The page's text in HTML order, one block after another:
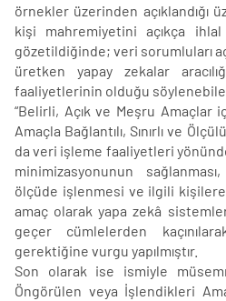
örnekler üzerinden açıklandığı
kişi mahremiyetini açıkça
gözetildiğinde; veri sorumluları
üretken yapay zekalar
faaliyetlerinin olduğu
“Belirli, Açık ve Meşru
Amaçla Bağlantılı, Sınırlı ve
da veri işleme faaliyetleri
minimizasyonunun
ölçüde işlenmesi ve ilgili kişilere
amaç olarak yapa zekâ
geçer cümlelerden
gerektiğine vurgu yapılmıştır.
Son olarak ise ismiyle
Öngörülen veya İşlendikleri